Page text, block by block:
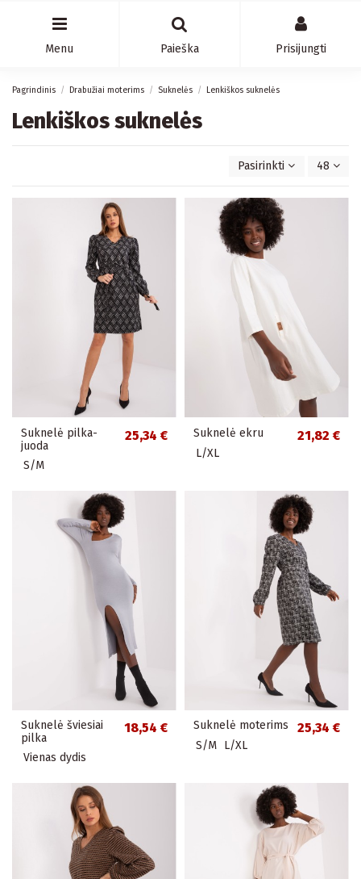
Menu Paieška Prisijungti
Pagrindinis Drabužiai moterims Suknelės Lenkiškos suknelės
Lenkiškos suknelės
Pasirinkti 48
Suknelė pilka-
juoda
25,34 €
S/M
Suknelė ekru 21,82 €
L/XL
Suknelė šviesiai
pilka
18,54 €
Vienas dydis
Suknelė moterims 25,34 €
S/M L/XL